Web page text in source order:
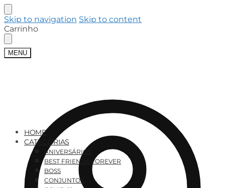
Skip to navigation Skip to content
Carrinho
MENU
HOME
CATEGORIAS
ANIVERSÁRIOS
BEST FRIENDS FOREVER
BOSS
CONJUNTOS